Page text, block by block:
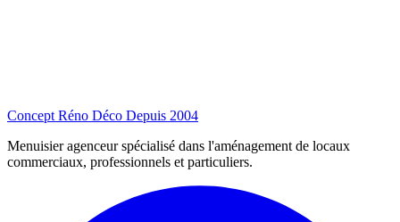
Concept Réno Déco Depuis 2004
Menuisier agenceur spécialisé dans l'aménagement de locaux
commerciaux, professionnels et particuliers.